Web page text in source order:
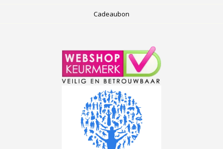
Cadeaubon